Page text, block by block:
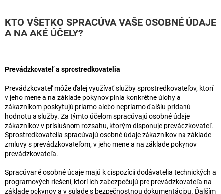
KTO VŠETKO SPRACÚVA VAŠE OSOBNÉ ÚDAJE
A NA AKÉ ÚČELY?
Prevádzkovateľ a sprostredkovatelia
Prevádzkovateľ môže ďalej využívať služby sprostredkovateľov, ktorí
v jeho mene a na základe pokynov plnia konkrétne úlohy a
zákazníkom poskytujú priamo alebo nepriamo ďalšiu pridanú
hodnotu a služby. Za týmto účelom spracúvajú osobné údaje
zákazníkov v príslušnom rozsahu, ktorým disponuje prevádzkovateľ.
Sprostredkovatelia spracúvajú osobné údaje zákazníkov na základe
zmluvy s prevádzkovateľom, v jeho mene a na základe pokynov
prevádzkovateľa.
Spracúvané osobné údaje majú k dispozícii dodávatelia technických a
programových riešení, ktorí ich zabezpečujú pre prevádzkovateľa na
základe pokynov a v súlade s bezpečnostnou dokumentáciou. Ďalším